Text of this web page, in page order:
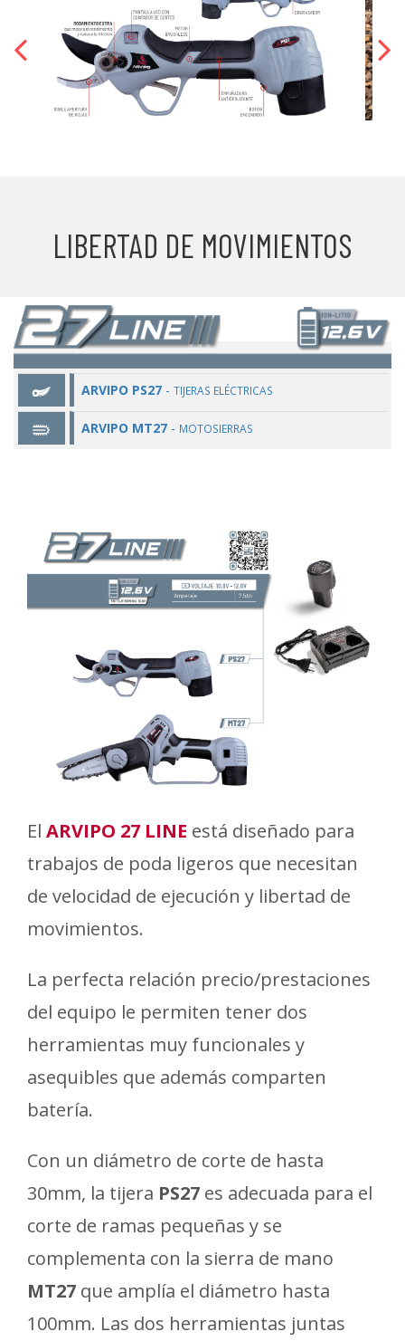
LIBERTAD DE MOVIMIENTOS
ARVIPO PS27 - TIJERAS ELÉCTRICAS
ARVIPO MT27 - MOTOSIERRAS
El ARVIPO 27 LINE está diseñado para
trabajos de poda ligeros que necesitan
de velocidad de ejecución y libertad de
movimientos.
La perfecta relación precio/prestaciones
del equipo le permiten tener dos
herramientas muy funcionales y
asequibles que además comparten
batería.
Con un diámetro de corte de hasta
30mm, la tijera PS27 es adecuada para el
corte de ramas pequeñas y se
complementa con la sierra de mano
MT27 que amplía el diámetro hasta
100mm. Las dos herramientas juntas